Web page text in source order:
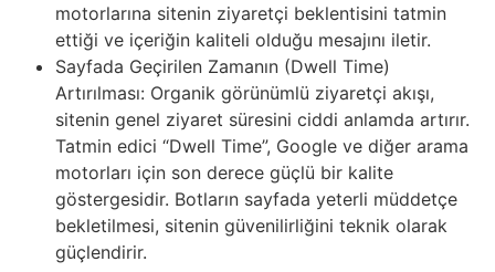
motorlarına sitenin ziyaretçi beklentisini tatmin
ettiği ve içeriğin kaliteli olduğu mesajını iletir.
Sayfada Geçirilen Zamanın (Dwell Time)
Artırılması: Organik görünümlü ziyaretçi akışı,
sitenin genel ziyaret süresini ciddi anlamda artırır.
Tatmin edici “Dwell Time”, Google ve diğer arama
motorları için son derece güçlü bir kalite
göstergesidir. Botların sayfada yeterli müddetçe
bekletilmesi, sitenin güvenilirliğini teknik olarak
güçlendirir.